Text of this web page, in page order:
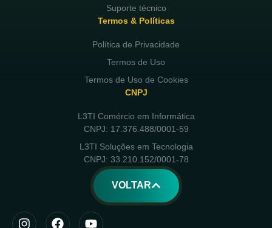
Suporte técnico
Termos & Políticas
Política de Privacidade
Termos de Uso
Termos de Uso de Cookies
CNPJ
L3TI Comércio em Informática
CNPJ: 17.376.488/0001-59
L3TI Soluções em Tecnologia
CNPJ: 33.210.152/0001-78
VOLTAR